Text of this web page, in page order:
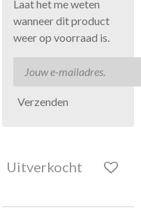
Laat het me weten
wanneer dit product
weer op voorraad is.
Verzenden
Uitverkocht